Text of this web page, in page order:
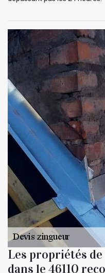
Les propriétés
dans le 46110